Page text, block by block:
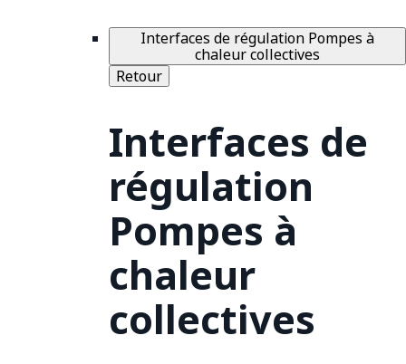
Interfaces de régulation Pompes à
chaleur collectives
Retour
Interfaces de
régulation
Pompes à
chaleur
collectives